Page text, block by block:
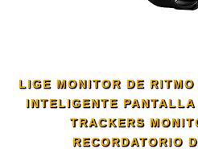
LIGE MONITOR DE
INTELIGENTE
TRACKERS
RECORDATORIO